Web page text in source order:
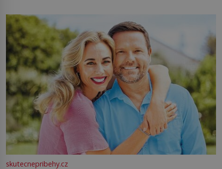
můžete obohatit své rituály a přinést do svého života
větší harmonii a klid. Je důležité
skutecnepribehy.cz